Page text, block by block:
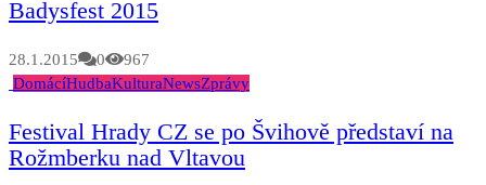
Badysfest 2015
28.1.2015 0
967
DomácíHudbaKulturaNewsZprávy
Festival Hrady CZ se po Švihově představí na
Rožmberku nad Vltavou